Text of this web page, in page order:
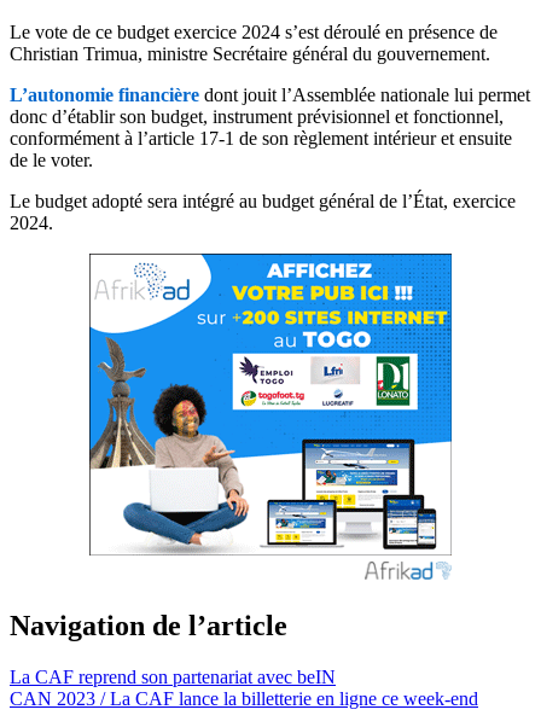
Le vote de ce budget exercice 2024 s’est déroulé en présence de
Christian Trimua, ministre Secrétaire général du gouvernement.
L’autonomie financière dont jouit l’Assemblée nationale lui permet
donc d’établir son budget, instrument prévisionnel et fonctionnel,
conformément à l’article 17-1 de son règlement intérieur et ensuite
de le voter.
Le budget adopté sera intégré au budget général de l’État, exercice
2024.
Navigation de l’article
La CAF reprend son partenariat avec beIN
CAN 2023 / La CAF lance la billetterie en ligne ce week-end